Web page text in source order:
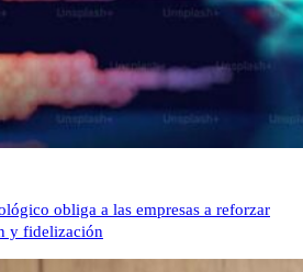
obliga a las empresas a reforzar
y fidelización